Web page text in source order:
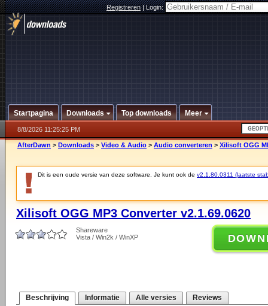
Registreren|Login:
Startpagina Downloads Top downloads Meer
8/8/2026 11:25:25 PM
AfterDawn > Downloads > Video & Audio > Audio converteren > Xilisoft OGG
Dit is een oude versie van deze software. Je kunt ook de v2.1.80.0311 (laatste
Xilisoft OGG MP3 Converter v2.1.69.0620
Shareware
Vista / Win2k / WinXP
Beschrijving Informatie Alle versies Reviews